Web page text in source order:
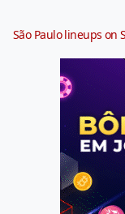
São Paulo lineups on